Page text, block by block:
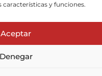
y funciones.
Aceptar
Denegar